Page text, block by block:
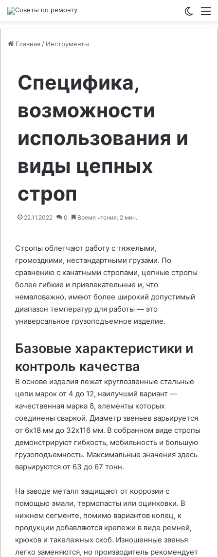
Главная / Инструменты
Специфика,
возможности
использования и
виды цепных
строп
22.11.2022 0 Время чтения: 2 мин.
Стропы облегчают работу с тяжелыми,
громоздкими, нестандартными грузами. По
сравнению с канатными стропами, цепные стропы
более гибкие и привлекательные и, что
немаловажно, имеют более широкий допустимый
диапазон температур для работы — это
универсальное грузоподъемное изделие.
Базовые характеристики и
контроль качества
В основе изделия лежат круглозвенные стальные
цепи марок от 4 до 12, наилучший вариант —
качественная марка 8, элементы которых
соединены сваркой. Диаметр звеньев варьируется
от 6х18 мм до 32х116 мм. В собранном виде стропы
демонстрируют гибкость, мобильность и большую
грузоподъемность. Максимальные значения здесь
варьируются от 63 до 67 тонн.
На заводе металл защищают от коррозии с
помощью эмали, термопасты или оцинковки. В
нижнем сегменте, помимо вариантов колец, к
продукции добавляются крепежи в виде ремней,
крюков и такелажных скоб. Изношенные звенья
легко заменяются, но производитель рекомендует